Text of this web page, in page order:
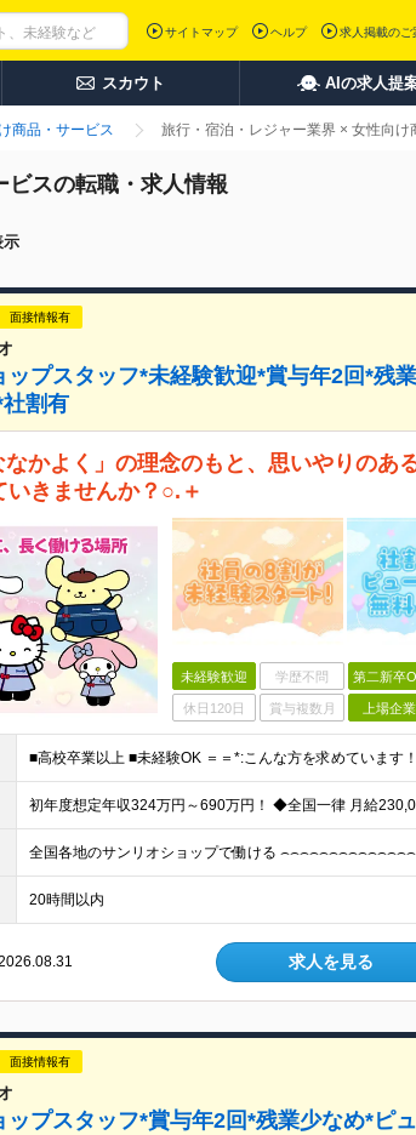
サイトマップ ヘルプ 求人掲載のご
スカウト AIの求人提
商品・サービス 旅行・宿泊・レジャー業界 × 女性向
スの転職・求人情報
示
面接情報有
ップスタッフ*未経験歓迎*賞与年2回*残
割有
なかよく」の理念のもと、思いやりのあ
いきませんか？○.＋
未経験歓迎 学歴不問 第二新卒
休日120日 賞与複数月 上場企業
20時間以内
求人を見る
面接情報有
ップスタッフ*賞与年2回*残業少なめ*ピ